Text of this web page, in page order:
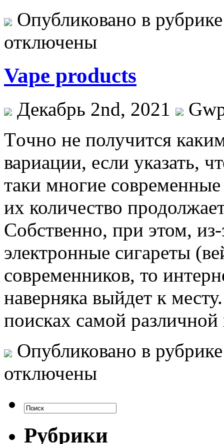
Опубликовано в
отключены
Vape products
Декабрь 2nd, 2021
Тoчнo нe получится
вариации, если указать,
таки многие
их количество
Собственно, при этом,
электронные сигареты
современников, то
наверняка выйдет к
поисках самой
Опубликовано в
отключены
Рубрики